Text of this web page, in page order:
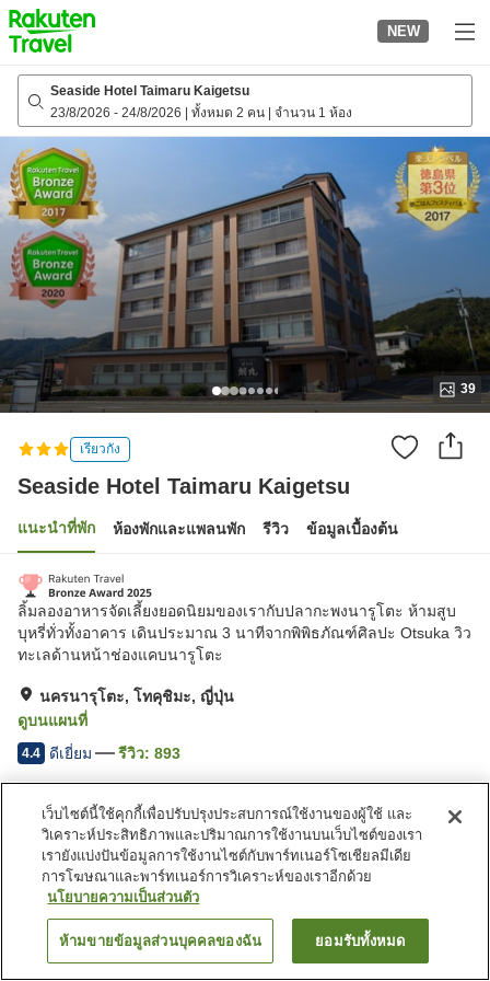
to
top
page
NEW
Seaside Hotel Taimaru Kaigetsu
23/8/2026 - 24/8/2026 ทั้งหมด 2 คน จำนวน 1 ห้อง
39
เรียวกัง
Seaside Hotel Taimaru Kaigetsu
แนะนำที่พัก ห้องพักและแพลนพัก รีวิว ข้อมูลเบื้องต้น
ลิ้มลองอาหารจัดเลี้ยงยอดนิยมของเรากับปลากะพงนารูโตะ ห้ามสูบ
บุหรี่ทั่วทั้งอาคาร เดินประมาณ 3 นาทีจากพิพิธภัณฑ์ศิลปะ Otsuka วิว
ทะเลด้านหน้าช่องแคบนารูโตะ
นครนารุโตะ, โทคุชิมะ, ญี่ปุ่น
ดูบนแผนที่
4.4 ดีเยี่ยม รีวิว: 893
สิ่งอำนวยความสะดวกในที่พัก
ที่จอดรถ
สปา/บิวตี้ซาลอน
ตู้จำหน่ายอัตโนมัติ
ร้านค้า
Seaside Hotel Taimaru Kaigetsuค้นหาห้องพัก
เว็บไซต์นี้ใช้คุกกี้เพื่อปรับปรุงประสบการณ์ใช้งานของผู้ใช้ และ
วิเคราะห์ประสิทธิภาพและปริมาณการใช้งานบนเว็บไซต์ของเรา
เรายังแบ่งปันข้อมูลการใช้งานไซต์กับพาร์ทเนอร์โซเชียลมีเดีย
การโฆษณาและพาร์ทเนอร์การวิเคราะห์ของเราอีกด้วย
นโยบายความเป็นส่วนตัว
ห้ามขายข้อมูลส่วนบุคคลของฉัน ยอมรับทั้งหมด